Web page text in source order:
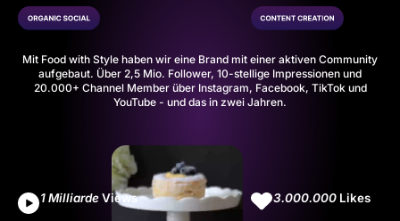
Mit Food with Style haben wir eine Brand mit einer aktiven Community
aufgebaut. Über 2,5 Mio. Follower, 10-stellige Impressionen und
20.000+ Channel Member über Instagram, Facebook, TikTok und
YouTube - und das in zwei Jahren.
+ 1 MilliardeViews + 3.000.000 Likes